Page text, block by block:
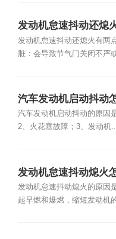
发动机怠速抖动还熄
发动机怠速抖动还熄火有两
脏：会导致节气门关闭不严
汽车发动机启动抖动
汽车发动机启动抖动的原因
2、火花塞故障；3、发动机
发动机怠速抖动熄火
发动机怠速抖动熄火的原因
起早燃和爆燃，缩短发动机